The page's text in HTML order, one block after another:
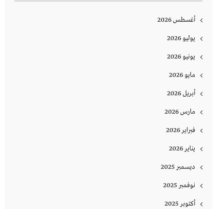
أغسطس 2026
يوليو 2026
يونيو 2026
مايو 2026
أبريل 2026
مارس 2026
فبراير 2026
يناير 2026
ديسمبر 2025
نوفمبر 2025
أكتوبر 2025